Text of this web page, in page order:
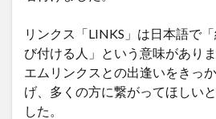
リンクス「LINKS」は日本語で
び付ける人」という意味がありま
エムリンクスとの出逢いをきっ
げ、多くの方に繋がってほしい
した。